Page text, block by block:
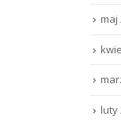
maj
luty